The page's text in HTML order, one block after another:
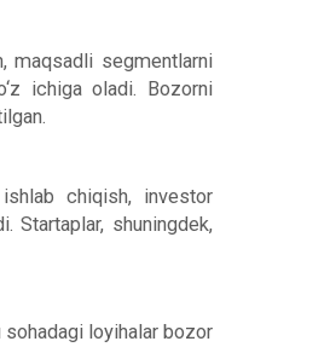
maqsadli segmentlarni
ichiga oladi. Bozorni
chiqish, investor
Startaplar, shuningdek,
sohadagi loyihalar bozor